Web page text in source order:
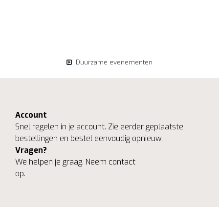
Duurzame evenementen
Account
Snel regelen in je account. Zie eerder geplaatste
bestellingen en bestel eenvoudig opnieuw.
Vragen?
We helpen je graag. Neem contact
op.